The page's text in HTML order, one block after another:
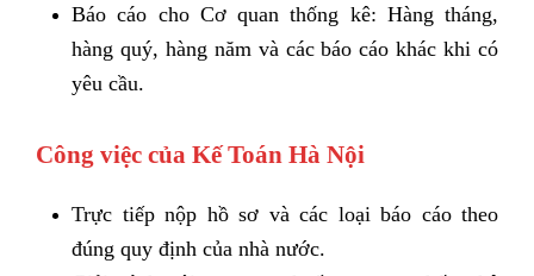
Báo cáo cho Cơ quan thống kê: Hàng tháng,
hàng quý, hàng năm và các báo cáo khác khi có
yêu cầu.
Công việc của Kế Toán Hà Nội
Trực tiếp nộp hồ sơ và các loại báo cáo theo
đúng quy định của nhà nước.